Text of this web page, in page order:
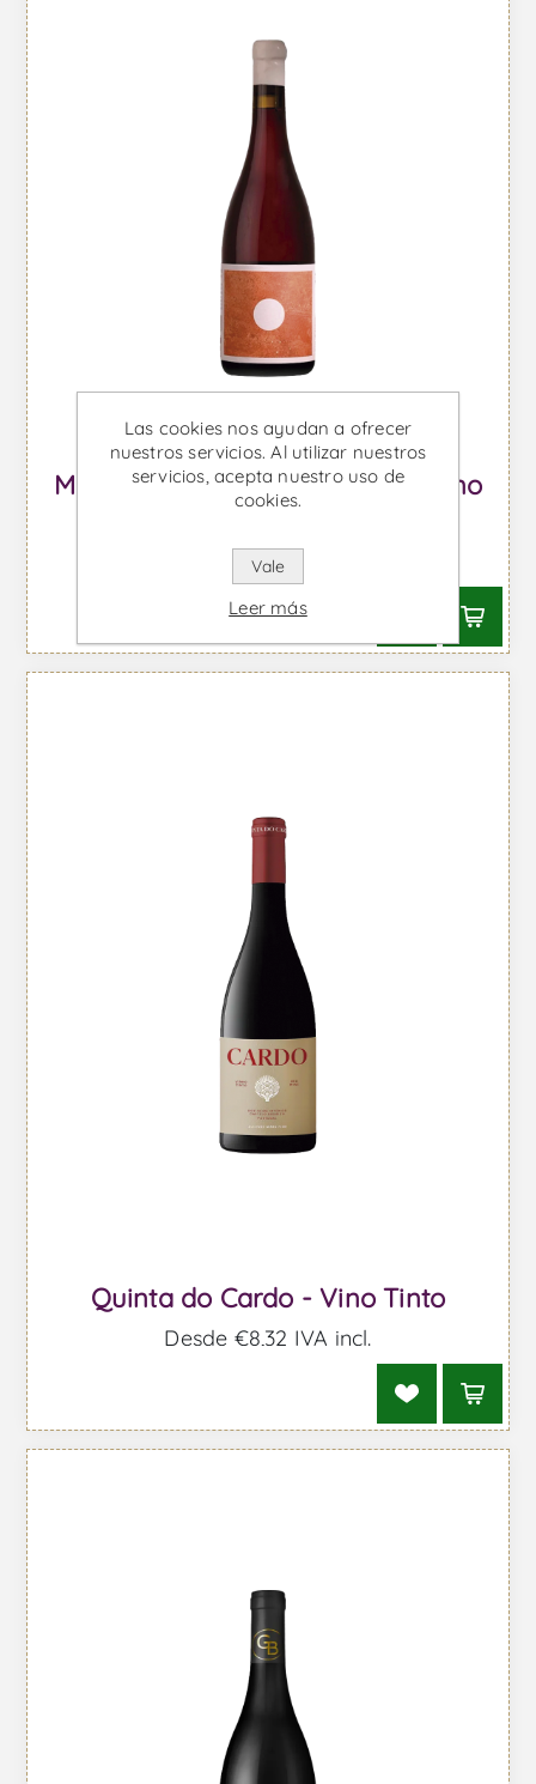
Morgado do Quintão Ânfora - Vino
Desde €39,28 IVA incl.
Quinta do Cardo - Vino Tinto
Desde €8,32 IVA incl.
Las cookies nos ayudan a ofrecer
nuestros servicios. Al utilizar nuestros
servicios, acepta nuestro uso de
cookies.
Vale
Leer más